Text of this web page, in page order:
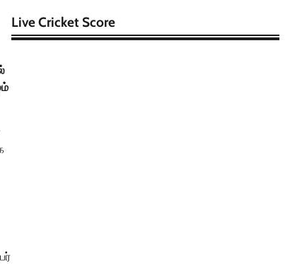
Live Cricket Score